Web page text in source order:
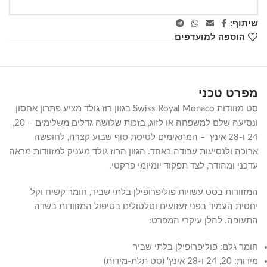
שיתוף:
הוספה למועדפים
מפרט טכני
סט מזוודות Swiss Royal Monaco בגוון רוז גולד מציע פתרון אחסון
ונסיעה שלם למשפחה או לזוג, בזכות שלושה גדלים משלימים – 20,
24 ו-28 אינץ' – המתאימים לטיסת סוף שבוע קצרה, לחופשה
ארוכה ולנסיעות עבודה כאחד. הגוון הרוז גולד מעניק למזוודות מראה
עדכני ומהודר, לצד תפקוד יומיומי פרקטי.
המזוודות בסט עשויות פוליפרופילן בלתי שביר, חומר קשיח וקל
יחסית העמיד בפני זעזועים וטלטולים בטיפול המזוודות בשדה
התעופה. להלן עיקרי המפרט:
חומר גלם: פוליפרופילן בלתי שביר
מידות: 20, 24 ו-28 אינץ' (סט תלת-מידות)